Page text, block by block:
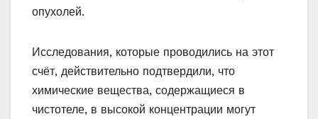
опухолей.
Исследования, которые проводились на этот
счёт, действительно подтвердили, что
химические вещества, содержащиеся в
чистотеле, в высокой концентрации могут